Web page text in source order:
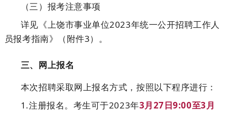
（三）报考注意事项
详见《上饶市事业单位2023年统一公开招聘工作人
员报考指南》（附件3）。
三、网上报名
本次招聘采取网上报名方式，按照以下程序进行：
1.注册报名。考生可于2023年3月27日9:00至3月